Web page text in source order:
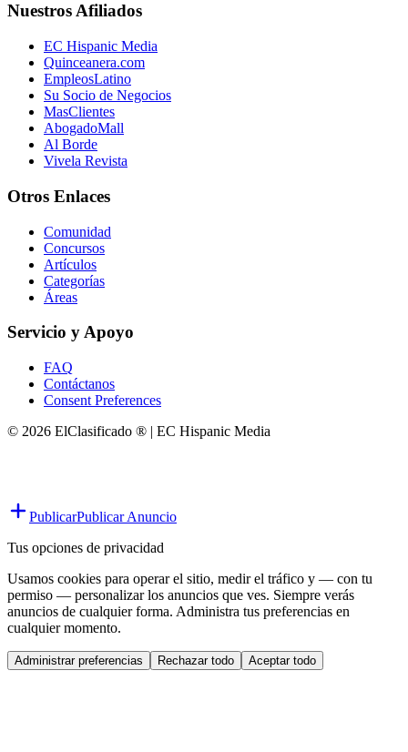
Nuestros Afiliados
EC Hispanic Media
Quinceanera.com
EmpleosLatino
Su Socio de Negocios
MasClientes
AbogadoMall
Al Borde
Vivela Revista
Otros Enlaces
Comunidad
Concursos
Artículos
Categorías
Áreas
Servicio y Apoyo
FAQ
Contáctanos
Consent Preferences
© 2026 ElClasificado ® | EC Hispanic Media
PublicarPublicar Anuncio
Tus opciones de privacidad
Usamos cookies para operar el sitio, medir el tráfico y — con tu
permiso — personalizar los anuncios que ves. Siempre verás
anuncios de cualquier forma. Administra tus preferencias en
cualquier momento.
Administrar preferencias Rechazar todo Aceptar todo